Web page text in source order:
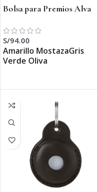
Bolsa para Premios Alva
S/94.00
Amarillo MostazaGris
Verde Oliva